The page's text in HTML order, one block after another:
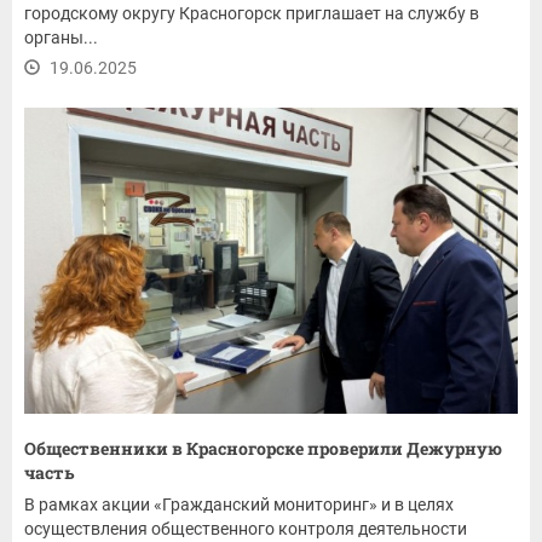
городскому округу Красногорск приглашает на службу в
органы...
19.06.2025
Общественники в Красногорске проверили Дежурную
часть
В рамках акции «Гражданский мониторинг» и в целях
осуществления общественного контроля деятельности